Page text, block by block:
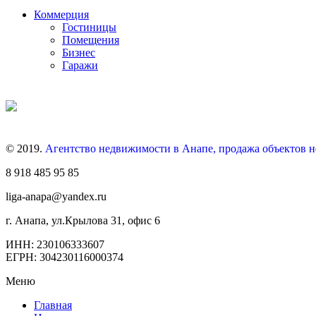
Коммерция
Гостиницы
Помещения
Бизнес
Гаражи
© 2019. Агентство недвижимости в Анапе, продажа объектов
8 918 485 95 85
liga-anapa@yandex.ru
г. Анапа, ул.Крылова 31, офис 6
ИНН: 230106333607
ЕГРН: 304230116000374
Меню
Главная